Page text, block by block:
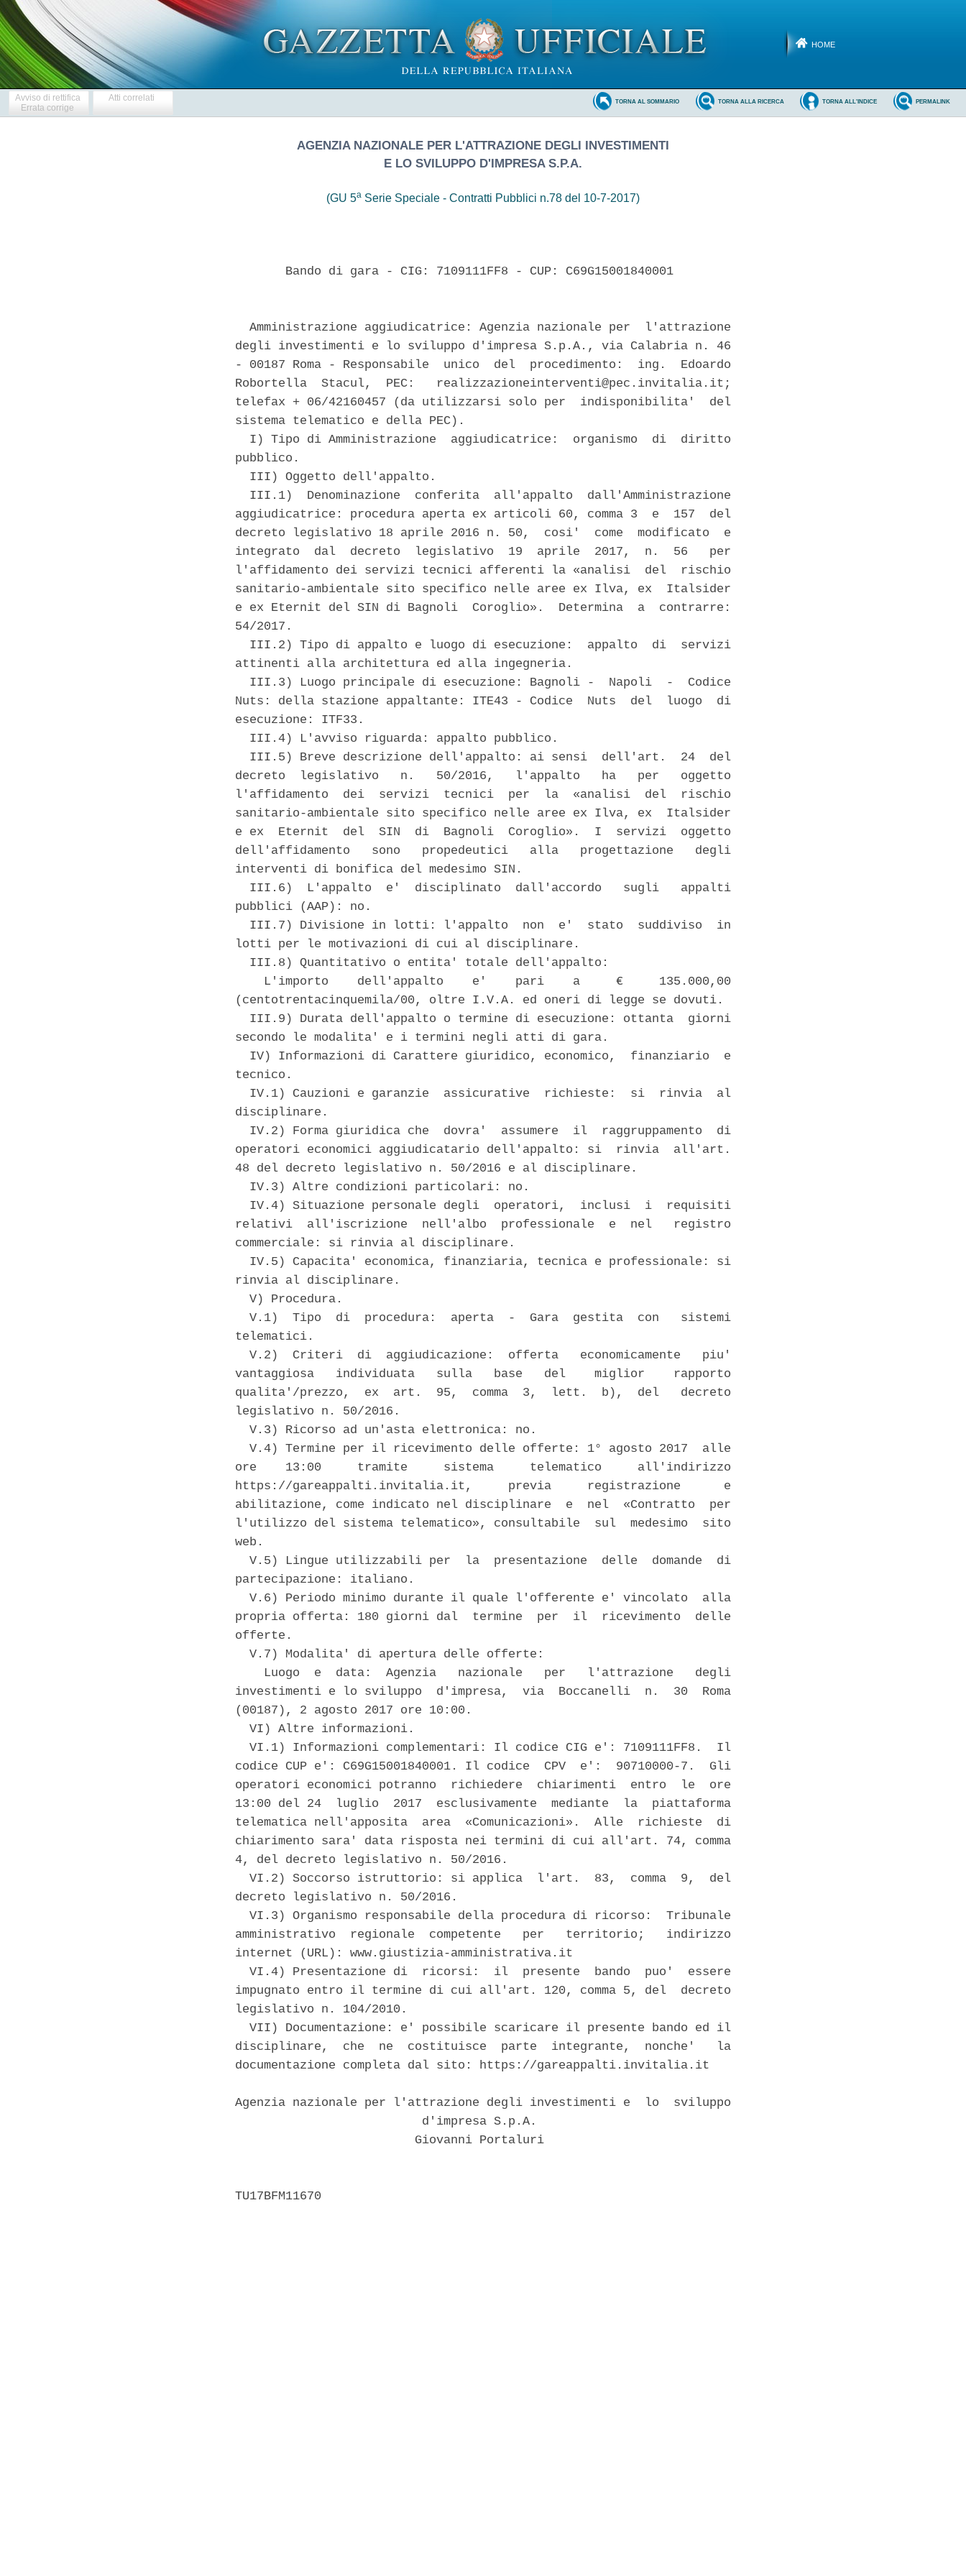
HOME
Avviso di rettifica
Errata corrige
Atti correlati PERMALINK
TORNA ALL'INDICE
TORNA ALLA RICERCA
TORNA AL SOMMARIO
AGENZIA NAZIONALE PER L'ATTRAZIONE DEGLI INVESTIMENTI
E LO SVILUPPO D'IMPRESA S.P.A.
(GU 5a Serie Speciale - Contratti Pubblici n.78 del 10-7-2017)
       Bando di gara - CIG: 7109111FF8 - CUP: C69G15001840001
  Amministrazione aggiudicatrice: Agenzia nazionale per  l'attrazione
degli investimenti e lo sviluppo d'impresa S.p.A., via Calabria n. 46
- 00187 Roma - Responsabile  unico  del  procedimento:  ing.  Edoardo
Robortella  Stacul,  PEC:   realizzazioneinterventi@pec.invitalia.it;
telefax + 06/42160457 (da utilizzarsi solo per  indisponibilita'  del
sistema telematico e della PEC).
  I) Tipo di Amministrazione  aggiudicatrice:  organismo  di  diritto
pubblico.
  III) Oggetto dell'appalto.
  III.1)  Denominazione  conferita  all'appalto  dall'Amministrazione
aggiudicatrice: procedura aperta ex articoli 60, comma 3  e  157  del
decreto legislativo 18 aprile 2016 n. 50,  cosi'  come  modificato  e
integrato  dal  decreto  legislativo  19  aprile  2017,  n.  56   per
l'affidamento dei servizi tecnici afferenti la «analisi  del  rischio
sanitario-ambientale sito specifico nelle aree ex Ilva, ex  Italsider
e ex Eternit del SIN di Bagnoli  Coroglio».  Determina  a  contrarre:
54/2017.
  III.2) Tipo di appalto e luogo di esecuzione:  appalto  di  servizi
attinenti alla architettura ed alla ingegneria.
  III.3) Luogo principale di esecuzione: Bagnoli -  Napoli  -  Codice
Nuts: della stazione appaltante: ITE43 - Codice  Nuts  del  luogo  di
esecuzione: ITF33.
  III.4) L'avviso riguarda: appalto pubblico.
  III.5) Breve descrizione dell'appalto: ai sensi  dell'art.  24  del
decreto  legislativo   n.   50/2016,   l'appalto   ha   per   oggetto
l'affidamento  dei  servizi  tecnici  per  la  «analisi  del  rischio
sanitario-ambientale sito specifico nelle aree ex Ilva, ex  Italsider
e ex  Eternit  del  SIN  di  Bagnoli  Coroglio».  I  servizi  oggetto
dell'affidamento   sono   propedeutici   alla   progettazione   degli
interventi di bonifica del medesimo SIN.
  III.6)  L'appalto  e'  disciplinato  dall'accordo   sugli   appalti
pubblici (AAP): no.
  III.7) Divisione in lotti: l'appalto  non  e'  stato  suddiviso  in
lotti per le motivazioni di cui al disciplinare.
  III.8) Quantitativo o entita' totale dell'appalto:
    L'importo    dell'appalto    e'    pari    a     €     135.000,00
(centotrentacinquemila/00, oltre I.V.A. ed oneri di legge se dovuti.
  III.9) Durata dell'appalto o termine di esecuzione: ottanta  giorni
secondo le modalita' e i termini negli atti di gara.
  IV) Informazioni di Carattere giuridico, economico,  finanziario  e
tecnico.
  IV.1) Cauzioni e garanzie  assicurative  richieste:  si  rinvia  al
disciplinare.
  IV.2) Forma giuridica che  dovra'  assumere  il  raggruppamento  di
operatori economici aggiudicatario dell'appalto: si  rinvia  all'art.
48 del decreto legislativo n. 50/2016 e al disciplinare.
  IV.3) Altre condizioni particolari: no.
  IV.4) Situazione personale degli  operatori,  inclusi  i  requisiti
relativi  all'iscrizione  nell'albo  professionale  e  nel   registro
commerciale: si rinvia al disciplinare.
  IV.5) Capacita' economica, finanziaria, tecnica e professionale: si
rinvia al disciplinare.
  V) Procedura.
  V.1)  Tipo  di  procedura:  aperta  -  Gara  gestita  con   sistemi
telematici.
  V.2)  Criteri  di  aggiudicazione:  offerta   economicamente   piu'
vantaggiosa   individuata   sulla   base   del    miglior    rapporto
qualita'/prezzo,  ex  art.  95,  comma  3,  lett.  b),  del   decreto
legislativo n. 50/2016.
  V.3) Ricorso ad un'asta elettronica: no.
  V.4) Termine per il ricevimento delle offerte: 1° agosto 2017  alle
ore    13:00     tramite     sistema     telematico     all'indirizzo
https://gareappalti.invitalia.it,     previa     registrazione      e
abilitazione, come indicato nel disciplinare  e  nel  «Contratto  per
l'utilizzo del sistema telematico», consultabile  sul  medesimo  sito
web.
  V.5) Lingue utilizzabili per  la  presentazione  delle  domande  di
partecipazione: italiano.
  V.6) Periodo minimo durante il quale l'offerente e' vincolato  alla
propria offerta: 180 giorni dal  termine  per  il  ricevimento  delle
offerte.
  V.7) Modalita' di apertura delle offerte:
    Luogo  e  data:  Agenzia   nazionale   per   l'attrazione   degli
investimenti e lo sviluppo  d'impresa,  via  Boccanelli  n.  30  Roma
(00187), 2 agosto 2017 ore 10:00.
  VI) Altre informazioni.
  VI.1) Informazioni complementari: Il codice CIG e': 7109111FF8.  Il
codice CUP e': C69G15001840001. Il codice  CPV  e':  90710000-7.  Gli
operatori economici potranno  richiedere  chiarimenti  entro  le  ore
13:00 del 24  luglio  2017  esclusivamente  mediante  la  piattaforma
telematica nell'apposita  area  «Comunicazioni».  Alle  richieste  di
chiarimento sara' data risposta nei termini di cui all'art. 74, comma
4, del decreto legislativo n. 50/2016.
  VI.2) Soccorso istruttorio: si applica  l'art.  83,  comma  9,  del
decreto legislativo n. 50/2016.
  VI.3) Organismo responsabile della procedura di ricorso:  Tribunale
amministrativo  regionale  competente   per   territorio;   indirizzo
internet (URL): www.giustizia-amministrativa.it
  VI.4) Presentazione di  ricorsi:  il  presente  bando  puo'  essere
impugnato entro il termine di cui all'art. 120, comma 5, del  decreto
legislativo n. 104/2010.
  VII) Documentazione: e' possibile scaricare il presente bando ed il
disciplinare,  che  ne  costituisce  parte  integrante,  nonche'   la
documentazione completa dal sito: https://gareappalti.invitalia.it
Agenzia nazionale per l'attrazione degli investimenti e  lo  sviluppo
                          d'impresa S.p.A.
                         Giovanni Portaluri